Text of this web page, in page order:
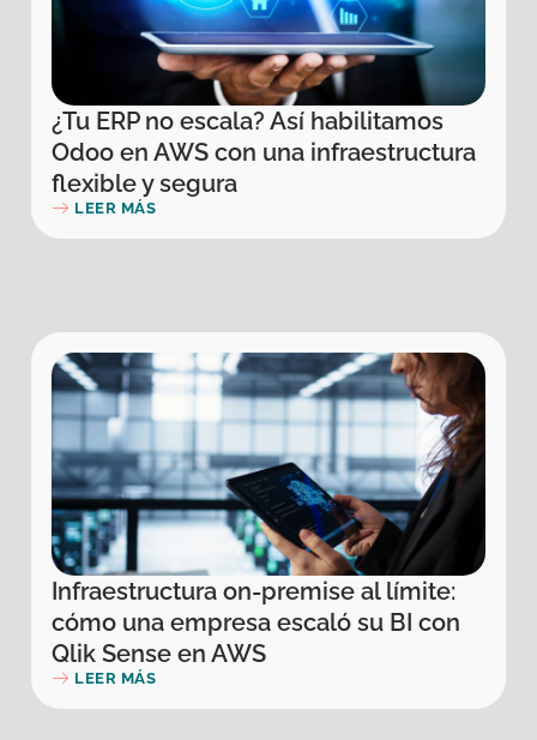
¿Tu ERP no escala? Así habilitamos
Odoo en AWS con una infraestructura
flexible y segura
LEER MÁS
Infraestructura on-premise al límite:
cómo una empresa escaló su BI con
Qlik Sense en AWS
LEER MÁS